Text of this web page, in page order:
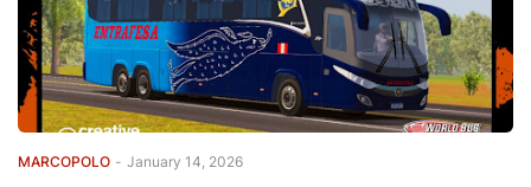
MARCOPOLO - January 14, 2026